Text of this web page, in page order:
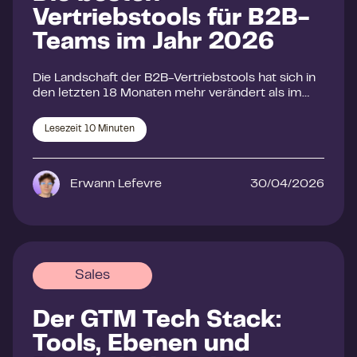
Vertriebstools für B2B-
Teams im Jahr 2026
Die Landschaft der B2B-Vertriebstools hat sich in
den letzten 18 Monaten mehr verändert als im…
Lesezeit 10 Minuten
Erwann Lefevre 30/04/2026
Sales
Der GTM Tech Stack:
Tools, Ebenen und